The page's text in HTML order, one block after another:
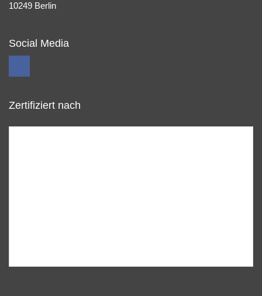
10249 Berlin
Social Media
Zertifiziert nach